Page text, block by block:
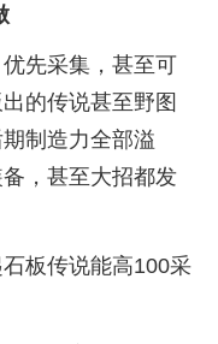
先采集，甚至可
的传说甚至野图
制造力全部溢
，甚至大招都发
板传说能高100采